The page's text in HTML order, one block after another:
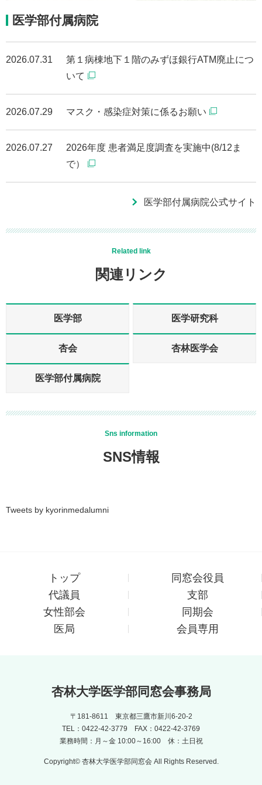
医学部付属病院
2026.07.31
第１病棟地下１階のみずほ銀行ATM廃止につ
いて
2026.07.29 マスク・感染症対策に係るお願い
2026.07.27
2026年度 患者満足度調査を実施中(8/12ま
で）
医学部付属病院公式サイト
Related link
関連リンク
医学部 医学研究科
杏会 杏林医学会
医学部付属病院
Sns information
SNS情報
Tweets by kyorinmedalumni
トップ
同窓会役員
代議員
支部
女性部会
同期会
医局
会員専用
杏林大学医学部同窓会事務局
〒181-8611 東京都三鷹市新川6-20-2
TEL：0422-42-3779 FAX：0422-42-3769
業務時間：月～金 10:00～16:00 休：土日祝
Copyright© 杏林大学医学部同窓会 All Rights Reserved.